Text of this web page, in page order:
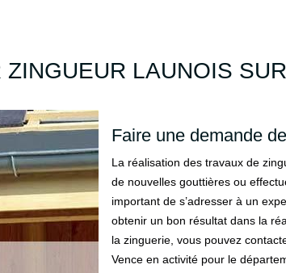
LAUNOIS
Faire une demande
La réalisation des travaux de
de nouvelles gouttières ou
important de s’adresser à un
obtenir un bon résultat dans la
la zinguerie, vous pouvez
Vence en activité pour le